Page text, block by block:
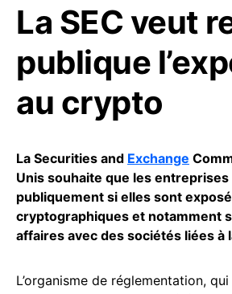
La SEC veut
publique
au crypto
La Securities and Exchange
Unis souhaite que les
publiquement si elles sont
cryptographiques et notamment
affaires avec des sociétés liées à
L’organisme de réglementation,